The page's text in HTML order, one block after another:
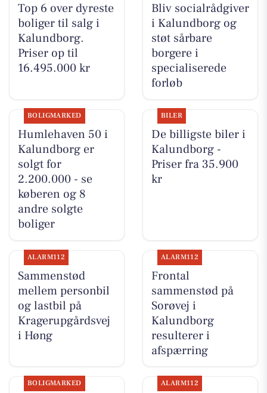
Top 6 over dyreste
boliger til salg i
Kalundborg.
Priser op til
16.495.000 kr
Bliv socialrådgiver
i Kalundborg og
støt sårbare
borgere i
specialiserede
forløb
BOLIGMARKED
Humlehaven 50 i
Kalundborg er
solgt for
2.200.000 - se
køberen og 8
andre solgte
boliger
BILER
De billigste biler i
Kalundborg -
Priser fra 35.900
kr
ALARM112
Sammenstød
mellem personbil
og lastbil på
Kragerupgårdsvej
i Høng
ALARM112
Frontal
sammenstød på
Sorøvej i
Kalundborg
resulterer i
afspærring
BOLIGMARKED ALARM112